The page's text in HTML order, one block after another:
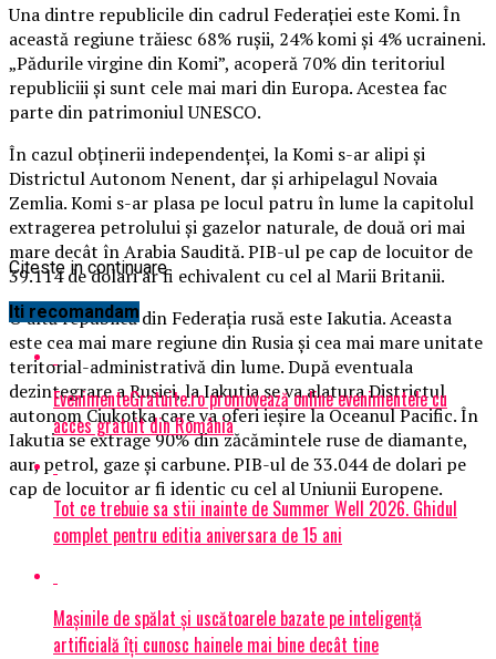
Una dintre republicile din cadrul Federaţiei este Komi. În
această regiune trăiesc 68% ruşii, 24% komi şi 4% ucraineni.
„Pădurile virgine din Komi”, acoperă 70% din teritoriul
republiciii şi sunt cele mai mari din Europa. Acestea fac
parte din patrimoniul UNESCO.
În cazul obţinerii independenţei, la Komi s-ar alipi şi
Districtul Autonom Nenent, dar şi arhipelagul Novaia
Zemlia. Komi s-ar plasa pe locul patru în lume la capitolul
extragerea petrolului şi gazelor naturale, de două ori mai
mare decât în Arabia Saudită. PIB-ul pe cap de locuitor de
39.114 de dolari ar fi echivalent cu cel al Marii Britanii.
O altă republică din Federaţia rusă este Iakutia. Aceasta
este cea mai mare regiune din Rusia şi cea mai mare unitate
teritorial-administrativă din lume. După eventuala
dezintegrare a Rusiei, la Iakutia se va alatura Districtul
autonom Ciukotka care va oferi ieşire la Oceanul Pacific. În
Iakutia se extrage 90% din zăcămintele ruse de diamante,
aur, petrol, gaze şi carbune. PIB-ul de 33.044 de dolari pe
cap de locuitor ar fi identic cu cel al Uniunii Europene.
Citeste in continuare
Iti recomandam
EvenimenteGratuite.ro promovează online evenimentele cu
acces gratuit din România
Tot ce trebuie sa stii inainte de Summer Well 2026. Ghidul
complet pentru editia aniversara de 15 ani
Mașinile de spălat și uscătoarele bazate pe inteligență
artificială îți cunosc hainele mai bine decât tine